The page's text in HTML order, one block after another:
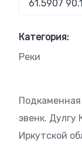
Категория:
Реки
Подкаменная
эвенк. Дулгу
Иркутской